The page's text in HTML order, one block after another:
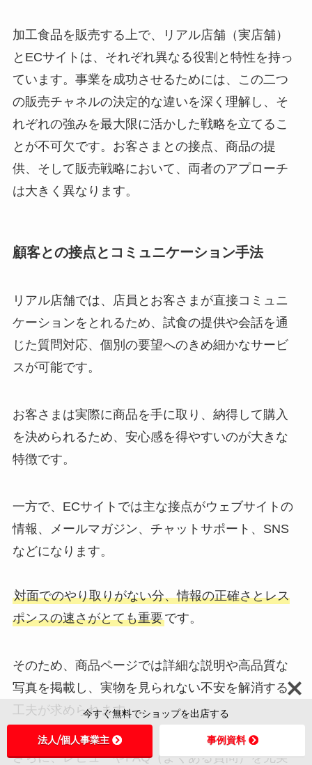
加工食品を販売する上で、リアル店舗（実店舗）
とECサイトは、それぞれ異なる役割と特性を持っ
ています。事業を成功させるためには、この二つ
の販売チャネルの決定的な違いを深く理解し、そ
れぞれの強みを最大限に活かした戦略を立てるこ
とが不可欠です。お客さまとの接点、商品の提
供、そして販売戦略において、両者のアプローチ
は大きく異なります。
顧客との接点とコミュニケーション手法
リアル店舗では、店員とお客さまが直接コミュニ
ケーションをとれるため、試食の提供や会話を通
じた質問対応、個別の要望へのきめ細かなサービ
スが可能です。
お客さまは実際に商品を手に取り、納得して購入
を決められるため、安心感を得やすいのが大きな
特徴です。
一方で、ECサイトでは主な接点がウェブサイトの
情報、メールマガジン、チャットサポート、SNS
などになります。
対面でのやり取りがない分、情報の正確さとレス
ポンスの速さがとても重要です。
そのため、商品ページでは詳細な説明や高品質な
写真を掲載し、実物を見られない不安を解消する
工夫が求められます。
さらに、レビューやFAQ（よくある質問）を充実
今すぐ無料でショップを出店する
法人/個人事業主 事例資料